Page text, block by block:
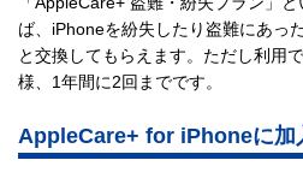
ば、iPhoneを紛失したり盗難にあっ
と交換してもらえます。ただし利用
様、1年間に2回までです。
AppleCare+ for iPhoneに加